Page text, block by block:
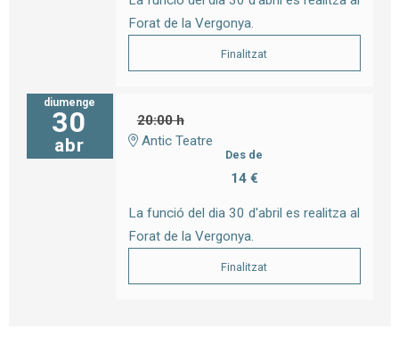
Forat de la Vergonya.
Finalitzat
diumenge
30
abr
20:00 h
Antic Teatre
Des de
14 €
La funció del dia 30 d'abril es realitza al
Forat de la Vergonya.
Finalitzat